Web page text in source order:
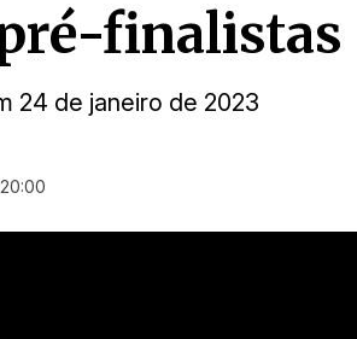
finalistas
24 de janeiro de 2023